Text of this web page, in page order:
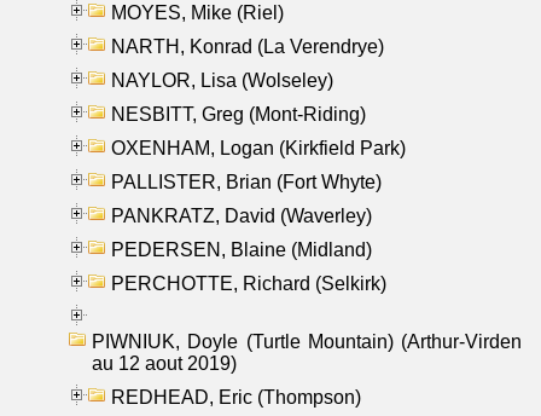
MOYES, Mike (Riel)
NARTH, Konrad (La Verendrye)
NAYLOR, Lisa (Wolseley)
NESBITT, Greg (Mont-Riding)
OXENHAM, Logan (Kirkfield Park)
PALLISTER, Brian (Fort Whyte)
PANKRATZ, David (Waverley)
PEDERSEN, Blaine (Midland)
PERCHOTTE, Richard (Selkirk)
PIWNIUK, Doyle (Turtle Mountain) (Arthur-Virden
au 12 aout 2019)
REDHEAD, Eric (Thompson)